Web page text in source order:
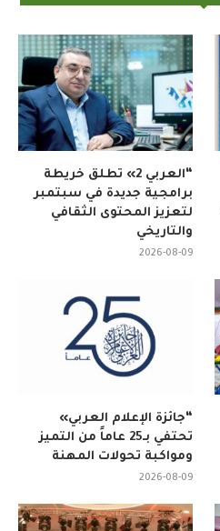
“العربي 2» تطلق خريطة
برامجية جديدة في سبتمبر
لتعزيز المحتوى الثقافي
والتاريخي
2026-08-09
“جائزة الإعلام العربي»
تحتفي بـ25 عاماً من التميز
ومواكبة تحولات المهنة
2026-08-09